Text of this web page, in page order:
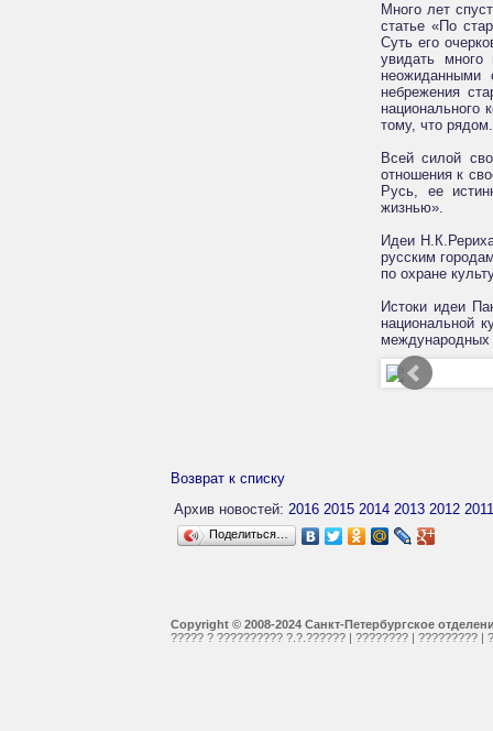
Много лет
статье «По
Суть его
увидать
неожиданными
небрежения
национального
тому, что рядом.
Всей силой
отношения к
Русь, ее
жизнью».
Идеи
русским
по охране
Истоки идеи
национальной
международных
Возврат к списку
Архив новостей: 2016 2015 2014 2013 2012 2011
Поделиться…
Copyright © 2008-2024 Санкт-Петербургское
????? ? ?????????? ?.?.?????? | ???????? | ????????? |